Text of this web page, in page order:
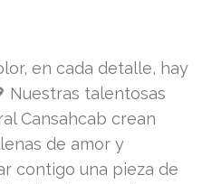
en cada detalle, hay
Nuestras talentosas
Cansahcab crean
de amor y
contigo una pieza de